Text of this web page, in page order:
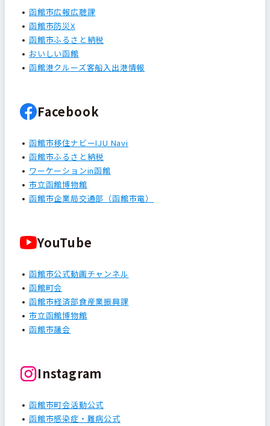
函館市広報広聴課
函館市防災X
函館市ふるさと納税
おいしい函館
函館港クルーズ客船入出港情報
Facebook
函館市移住ナビーIJU Navi
函館市ふるさと納税
ワーケーションin函館
市立函館博物館
函館市企業局交通部（函館市電）
YouTube
函館市公式動画チャンネル
函館町会
函館市経済部食産業振興課
市立函館博物館
函館市議会
Instagram
函館市町会活動公式
函館市感染症・難病公式